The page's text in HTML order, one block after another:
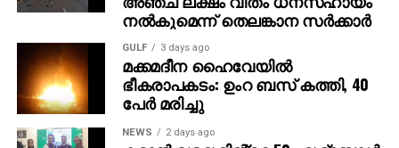
തുടര്‍ന്നാണ് ഭിന്നത രൂക്ഷമായത്. തുടര്‍ന്ന് സിപിഐ
തങ്ങളുടെ സ്ഥാനാര്‍ഥിയെ തീരുമാനിക്കുകയായിരുന്നു.
നല്‍കുമെന്ന് തെലങ്കാന സര്‍ക്കാര്‍
GULF 3 days ago
മക്കമദീന ഹൈവേയില്‍
ഭീകരാപകടം: ഉംറ ബസ് കത്തി, 40
പേര്‍ മരിച്ചു
NEWS 2 days ago